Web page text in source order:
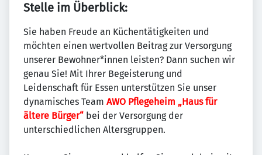
Stelle im Überblick:
Sie haben Freude an Küchentätigkeiten und
möchten einen wertvollen Beitrag zur Versorgung
unserer Bewohner*innen leisten? Dann suchen wir
genau Sie! Mit Ihrer Begeisterung und
Leidenschaft für Essen unterstützen Sie unser
dynamisches Team AWO Pflegeheim „Haus für
ältere Bürger“ bei der Versorgung der
unterschiedlichen Altersgruppen.